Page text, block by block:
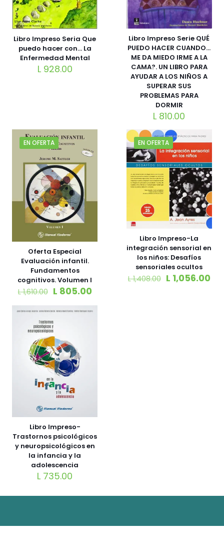
Libro Impreso Seria Que
puedo hacer con… La
Enfermedad Mental
L928.00
Libro Impreso Serie QUÉ
PUEDO HACER CUANDO…
ME DA MIEDO IRME A LA
CAMA?. UN LIBRO PARA
AYUDAR A LOS NIÑOS A
SUPERAR SUS
PROBLEMAS PARA
DORMIR
L 810.00
EN OFERTA
Oferta Especial
Evaluación infantil.
Fundamentos
cognitivos. Volumen I
L1,610.00 L 805.00
EN OFERTA
Libro Impreso-La
integración sensorial en
los niños: Desafíos
sensoriales ocultos
L1,408.00 L 1,056.00
Libro Impreso-
Trastornos psicológicos
y neuropsicológicos en
la infancia y la
adolescencia
L 735.00